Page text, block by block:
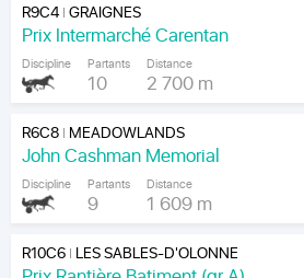
R9C4|GRAIGNES
Prix Intermarché Carentan
Discipline Partants
10
Distance
2 700 m
R6C8| MEADOWLANDS
John Cashman Memorial
Discipline Partants
9
Distance
1 609 m
R10C6| LES SABLES-D'OLONNE